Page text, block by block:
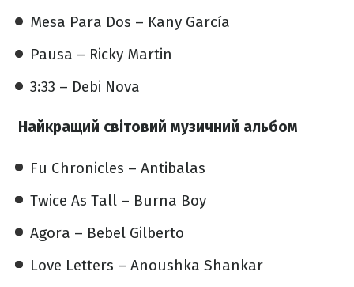
Mesa Para Dos – Kany García
Pausa – Ricky Martin
3:33 – Debi Nova
Найкращий світовий музичний альбом
Fu Chronicles – Antibalas
Twice As Tall – Burna Boy
Agora – Bebel Gilberto
Love Letters – Anoushka Shankar